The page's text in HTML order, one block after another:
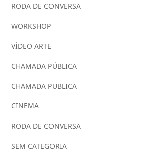
RODA DE CONVERSA
WORKSHOP
VÍDEO ARTE
CHAMADA PÚBLICA
CHAMADA PUBLICA
CINEMA
RODA DE CONVERSA
SEM CATEGORIA